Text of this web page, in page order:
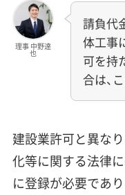
理事 中野達
也
請負代
体工事
可を持
合は、
建設業許可と異な
化等に関する法律
に登録が必要であ